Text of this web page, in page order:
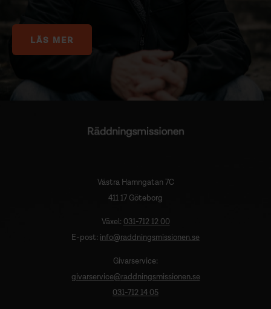
LÄS MER
Västra Hamngatan 7C
411 17 Göteborg
Växel: 031-712 12 00
E-post: info@raddningsmissionen.se
Givarservice:
givarservice@raddningsmissionen.se
031-712 14 05